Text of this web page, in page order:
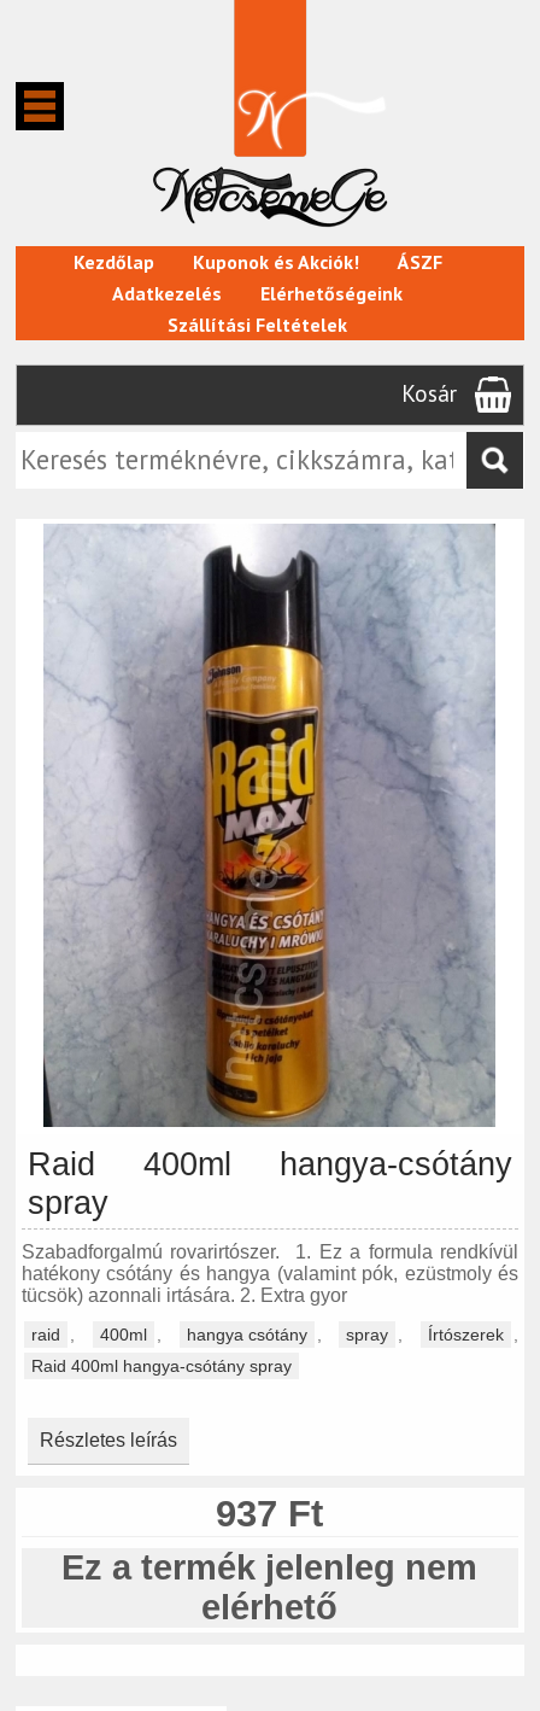
Kezdőlap Kuponok és Akciók!
ÁSZF
Adatkezelés
Elérhetőségeink
Szállítási Feltételek
Kosár
Raid 400ml hangya-csótány
spray
Szabadforgalmú rovarirtószer. 1. Ez a formula rendkívül
hatékony csótány és hangya (valamint pók, ezüstmoly és
tücsök) azonnali irtására. 2. Extra gyor
raid 400ml hangya csótány spray Írtószerek
Raid 400ml hangya-csótány spray
Részletes leírás
937 Ft
Ez a termék jelenleg nem
elérhető